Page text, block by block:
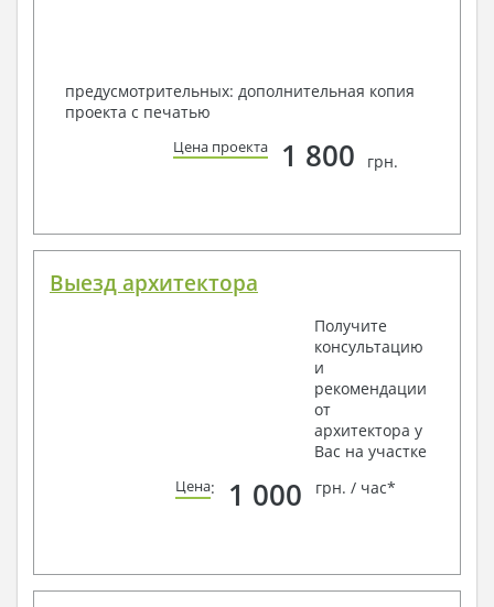
предусмотрительных: дополнительная копия
проекта с печатью
Цена проекта 1 800 грн.
Выезд архитектора
Получите
консультацию
и
рекомендации
от
архитектора у
Вас на участке
Цена: 1 000 грн. / час*